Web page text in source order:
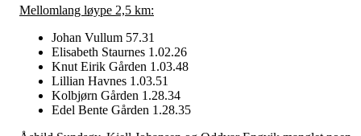
Mellomlang løype 2,5 km:
Johan Vullum 57.31
Elisabeth Staurnes 1.02.26
Knut Eirik Gården 1.03.48
Lillian Havnes 1.03.51
Kolbjørn Gården 1.28.34
Edel Bente Gården 1.28.35